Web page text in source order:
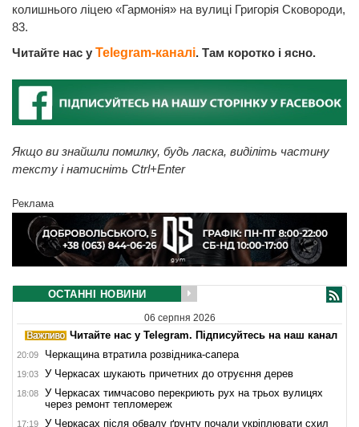
колишнього ліцею «Гармонія» на вулиці Григорія Сковороди,
83.
Читайте нас у Telegram-каналі. Там коротко і ясно.
Якщо ви знайшли помилку, будь ласка, виділіть частину
тексту і натисніть Ctrl+Enter
Реклама
ОСТАННІ НОВИНИ
06 серпня 2026
Читайте нас у Telegram. Підписуйтесь на наш канал
20:09 Черкащина втратила розвідника-сапера
19:03 У Черкасах шукають причетних до отруєння дерев
18:08
У Черкасах тимчасово перекриють рух на трьох вулицях
через ремонт тепломереж
17:19
У Черкасах після обвалу ґрунту почали укріплювати схил